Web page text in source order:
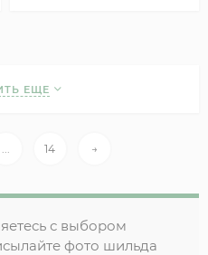
ЕЩЕ
14 →
с выбором
фото шильда